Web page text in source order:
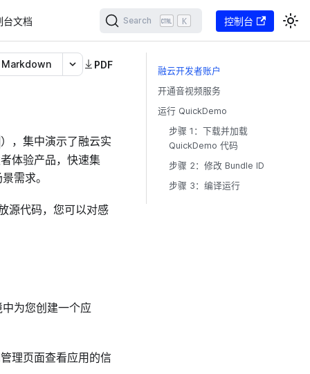
台文档 Search K 控制台
Markdown PDF
），集中演示了融云实
体验产品，快速集
需求。
源代码，您可以对感
为您创建一个应
理页面查看应用的信
融云开发者账户
开通音视频服务
运行 QuickDemo
步骤 1：下载并加载
QuickDemo 代码
步骤 2：修改 Bundle ID
步骤 3：编译运行